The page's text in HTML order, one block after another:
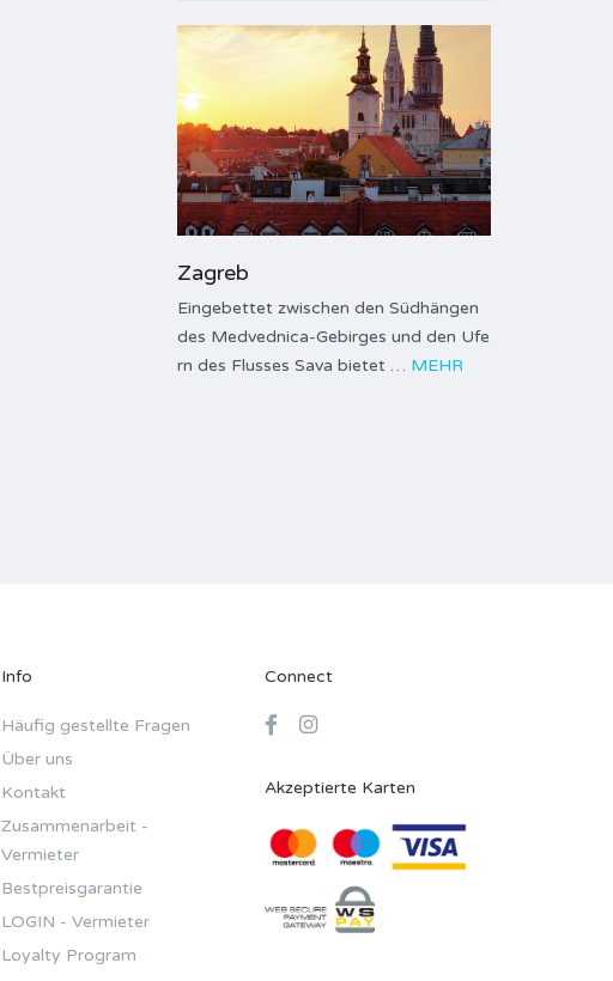
Zagreb
Eingebettet zwischen den Südhängen
des Medvednica-Gebirges und den Ufe
rn des Flusses Sava bietet … MEHR
Info
Häufig gestellte Fragen
Über uns
Kontakt
Zusammenarbeit -
Vermieter
Bestpreisgarantie
LOGIN - Vermieter
Loyalty Program
Connect
Akzeptierte Karten